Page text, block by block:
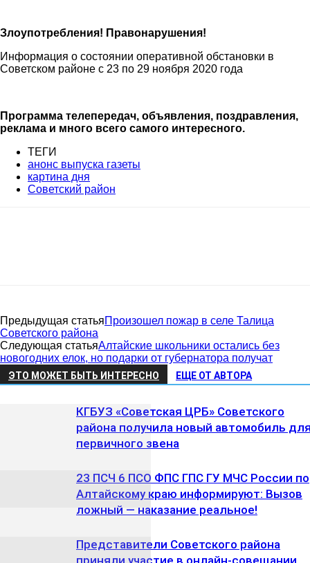
Злоупотребления! Правонарушения!
Информация о состоянии оперативной обстановки в
Советском районе с 23 по 29 ноября 2020 года
Программа телепередач, объявления, поздравления,
реклама и много всего самого интересного.
ТЕГИ
анонс выпуска газеты
картина дня
Советский район
Предыдущая статьяПроизошел пожар в селе Талица
Советского района
Следующая статьяАлтайские школьники остались без
новогодних елок, но подарки от губернатора получат
ЭТО МОЖЕТ БЫТЬ ИНТЕРЕСНО ЕЩЕ ОТ АВТОРА
КГБУЗ «Советская ЦРБ» Советского
района получила новый автомобиль
первичного звена
23 ПСЧ 6 ПСО ФПС ГПС ГУ МЧС России по
Алтайскому краю информируют: Вызов
ложный — наказание реальное!
Представители Советского района
приняли участие в онлайн-совещании